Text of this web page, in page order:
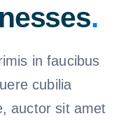
.
in faucibus
cubilia
auctor sit amet